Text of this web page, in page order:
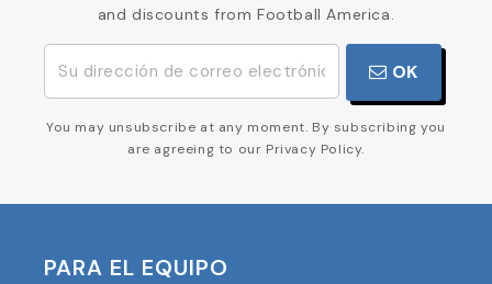
and discounts from Football America.
OK
You may unsubscribe at any moment. By subscribing you
are agreeing to our Privacy Policy.
PARA EL EQUIPO